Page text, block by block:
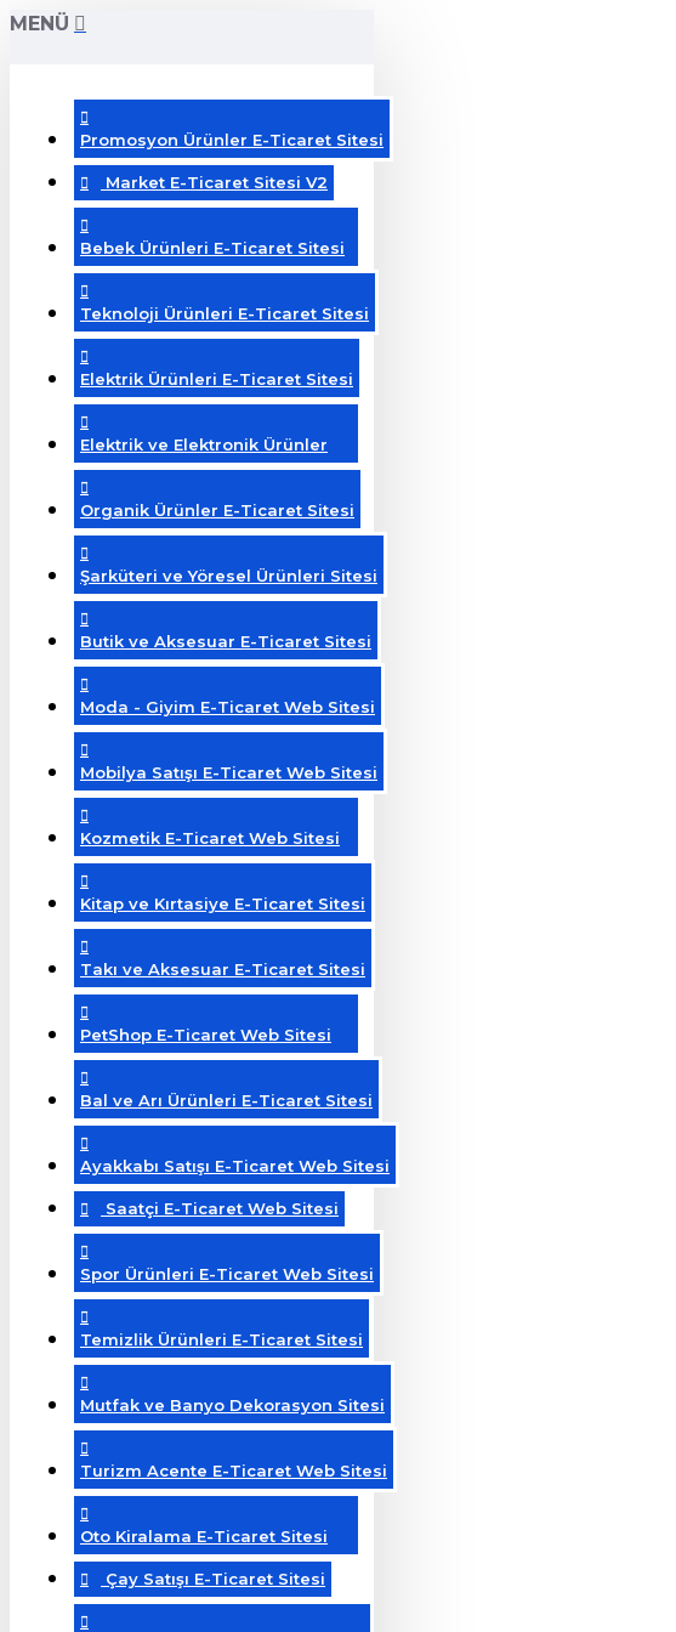
MENÜ
Promosyon Ürünler E-Ticaret Sitesi
Market E-Ticaret Sitesi V2
Bebek Ürünleri E-Ticaret Sitesi
Teknoloji Ürünleri E-Ticaret Sitesi
Elektrik Ürünleri E-Ticaret Sitesi
Elektrik ve Elektronik Ürünler
Organik Ürünler E-Ticaret Sitesi
Şarküteri ve Yöresel Ürünleri Sitesi
Butik ve Aksesuar E-Ticaret Sitesi
Moda - Giyim E-Ticaret Web Sitesi
Mobilya Satışı E-Ticaret Web Sitesi
Kozmetik E-Ticaret Web Sitesi
Kitap ve Kırtasiye E-Ticaret Sitesi
Takı ve Aksesuar E-Ticaret Sitesi
PetShop E-Ticaret Web Sitesi
Bal ve Arı Ürünleri E-Ticaret Sitesi
Ayakkabı Satışı E-Ticaret Web Sitesi
Saatçi E-Ticaret Web Sitesi
Spor Ürünleri E-Ticaret Web Sitesi
Temizlik Ürünleri E-Ticaret Sitesi
Mutfak ve Banyo Dekorasyon Sitesi
Turizm Acente E-Ticaret Web Sitesi
Oto Kiralama E-Ticaret Sitesi
Çay Satışı E-Ticaret Sitesi